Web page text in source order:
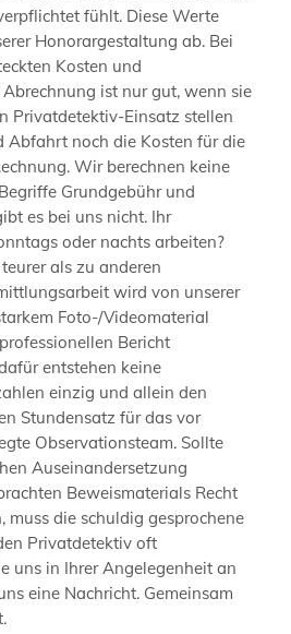
fühlt. Diese Werte
Honorargestaltung ab. Bei
Kosten und
ist nur gut, wenn sie
Privatdetektiv-Einsatz stellen
Abfahrt noch die Kosten für die
Wir berechnen keine
Grundgebühr und
es bei uns nicht. Ihr
oder nachts arbeiten?
als zu anderen
wird von unserer
Foto-/Videomaterial
Bericht
entstehen keine
einzig und allein den
Stundensatz für das vor
Observationsteam. Sollte
Auseinandersetzung
Beweismaterials Recht
muss die schuldig gesprochene
Privatdetektiv oft
uns in Ihrer Angelegenheit an
eine Nachricht. Gemeinsam